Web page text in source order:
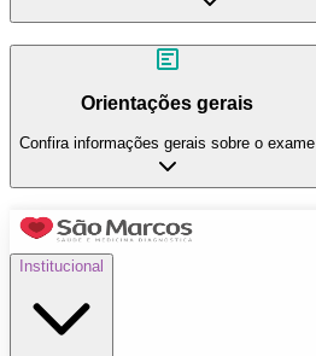
Orientações gerais
Confira informações gerais sobre o exame
Institucional